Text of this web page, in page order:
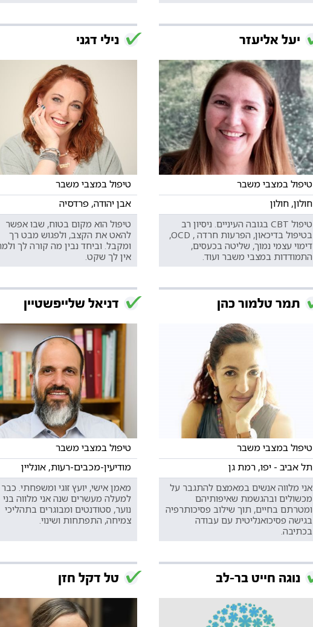
יעל אליעזר
טיפול במצבי משבר
חולון, חולון
טיפול CBT בגובה העיניים. ניסיון רב
בטיפול בדיכאון, הפרעות חרדה , OCD,
דימוי עצמי נמוך, שליטה בכעסים,
התמודדות במצבי משבר ועוד.
נילי דגני
טיפול במצבי משבר
אבן יהודה, פרדסיה
טיפול הוא מקום בטוח, שבו אפשר
להאט את הקצב, ולפגוש מבט רך
ומקבל. וביחד נבין מה קורה לך
אין לך שקט.
תמר טלמור כהן
טיפול במצבי משבר
תל אביב - יפו, רמת גן
אני מלווה אנשים במאמצם להתגבר על
מכשולים ובהגשמת שאיפותיהם
ומטרתם בחיים, תוך שילוב פסיכותרפיה
בגישה פסיכואנליטית עם עבודה
בכתיבה.
דניאל שלייפשטיין
טיפול במצבי משבר
מודיעין-מכבים-רעות, אונליין
מאמן אישי, יועץ זוגי ומשפחתי. כבר
למעלה מעשרים שנה אני מלווה בני
נוער, סטודנטים ומבוגרים בתהליכי
צמיחה, התפתחות ושינוי.
נוגה חייט בר-לב טל דקל חזן